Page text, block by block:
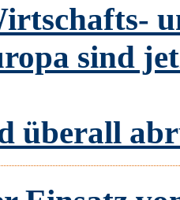
sind
überall